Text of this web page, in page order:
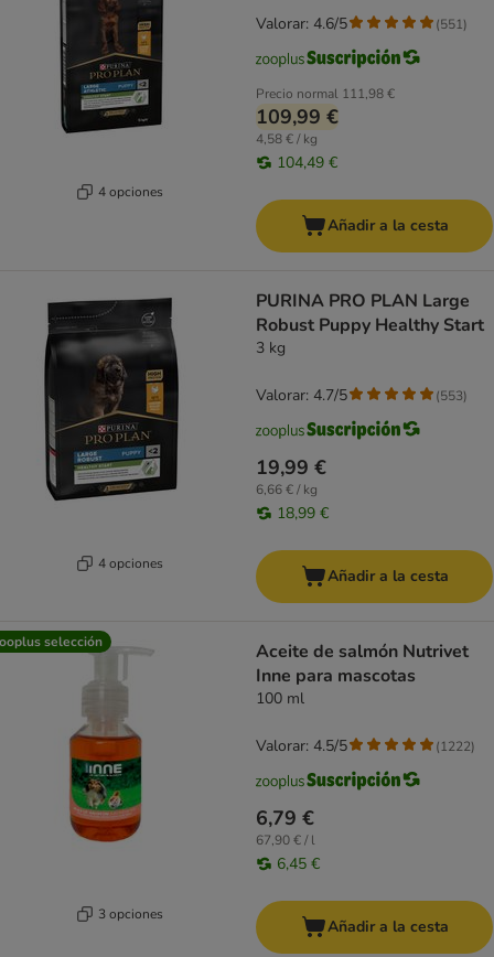
4 opciones
Precio normal 111,98 €
109,99 €
4,58 € / kg
104,49 €
Valorar: 4.6/5 (551)
Añadir a la cesta
4 opciones
PURINA PRO PLAN Large
Robust Puppy Healthy Start
3 kg
19,99 €
6,66 € / kg
18,99 €
Valorar: 4.7/5 (553)
Añadir a la cesta
selección
3 opciones
Aceite de salmón Nutrivet
Inne para mascotas
100 ml
6,79 €
67,90 € / l
6,45 €
Valorar: 4.5/5 (1222)
Añadir a la cesta